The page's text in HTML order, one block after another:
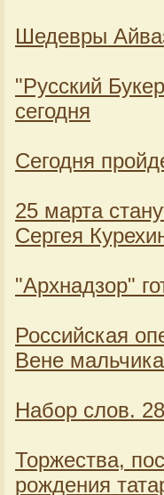
Шедевры
"Русский
сегодня
Сегодня
25 марта
Сергея
"Архнадзор"
Российская
Вене мальчика
Набор слов.
Торжества,
рождения